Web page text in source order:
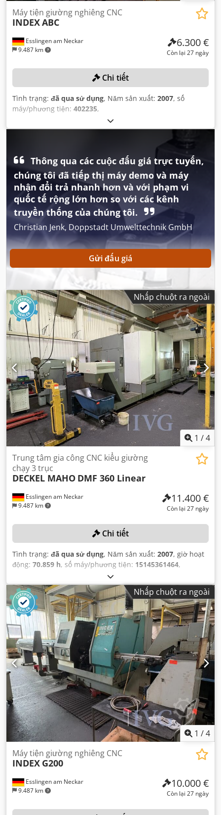
Esslingen am Neckar
9.487 km
Máy tiện giường nghiêng CNC
INDEXABC
6.300 €
Còn lại 27 ngày
Chi tiết
Tình trạng: đã qua sử dụng, Năm sản xuất: 2007, số
máy/phương tiện: 402235,
Thông qua các cuộc đấu giá trực tuyến,
chúng tôi đã tiếp thị máy demo và máy
nhận đổi trả nhanh hơn và với phạm vi
quốc tế rộng lớn hơn so với các kênh
truyền thống của chúng tôi.
Christian Jenk, Doppstadt Umwelttechnik GmbH
Gửi đấu giá
Nhấp chuột ra ngoài
1 /4
Esslingen am Neckar
9.487 km
Trung tâm gia công CNC kiểu giường
chạy 3 trục
DECKEL MAHO DMF 360 Linear
11.400 €
Còn lại 27 ngày
Chi tiết
Tình trạng: đã qua sử dụng, Năm sản xuất: 2007, giờ hoạt
động: 70.859 h, số máy/phương tiện: 15145361464,
Nhấp chuột ra ngoài
1 /4
Esslingen am Neckar
9.487 km
Máy tiện giường nghiêng CNC
INDEX G200
10.000 €
Còn lại 27 ngày